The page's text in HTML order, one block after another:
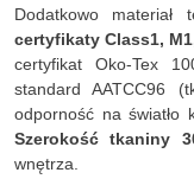
Dodatkowo materiał
certyfikaty Class1,
certyfikat Oko-Tex
standard AATCC96
odporność na światło
Szerokość tkaniny
wnętrza.